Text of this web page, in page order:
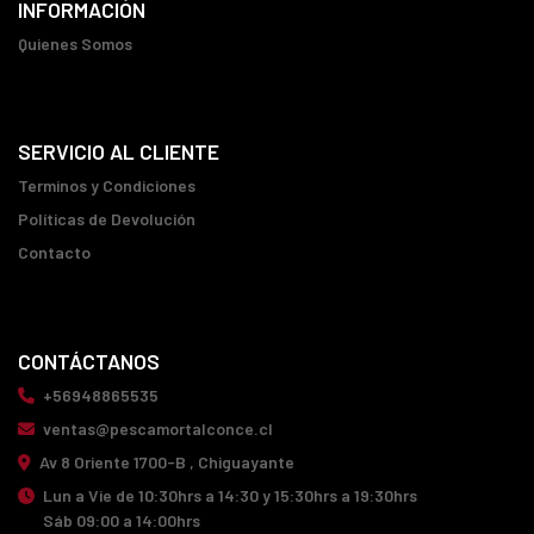
INFORMACIÓN
Quienes Somos
SERVICIO AL CLIENTE
Terminos y Condiciones
Políticas de Devolución
Contacto
CONTÁCTANOS
+56948865535
ventas@pescamortalconce.cl
Av 8 Oriente 1700-B , Chiguayante
Lun a Vie de 10:30hrs a 14:30 y 15:30hrs a 19:30hrs
Sáb 09:00 a 14:00hrs